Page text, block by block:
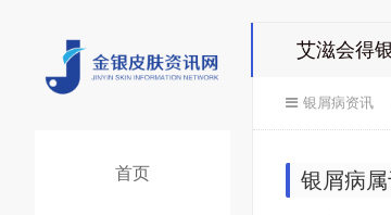
首页
艾滋会得
银屑病资讯
银屑病